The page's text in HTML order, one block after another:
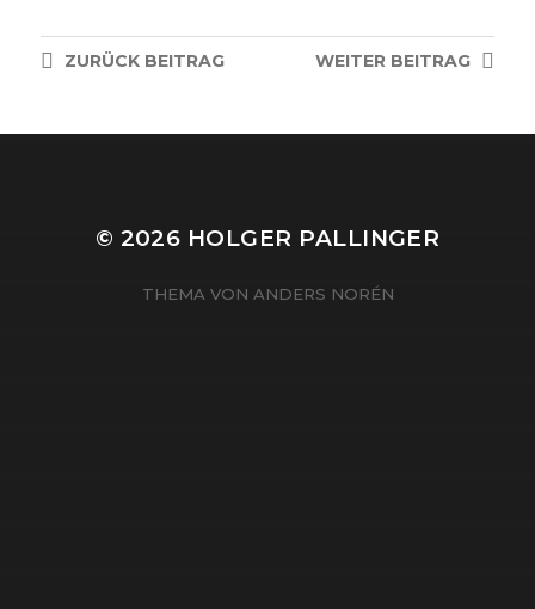
WEITER BEITRAG
ZURÜCKBEITRAG
© 2026 HOLGER PALLINGER
THEMA VON ANDERS NORÉN